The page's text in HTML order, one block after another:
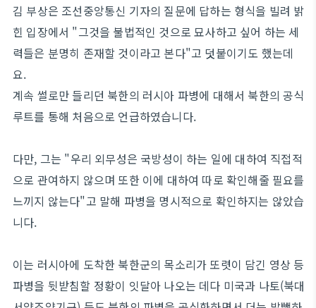
김 부상은 조선중앙통신 기자의 질문에 답하는 형식을 빌려 밝
힌 입장에서 "그것을 불법적인 것으로 묘사하고 싶어 하는 세
력들은 분명히 존재할 것이라고 본다"고 덧붙이기도 했는데
요.
계속 썰로만 들리던 북한의 러시아 파병에 대해서 북한의 공식
루트를 통해 처음으로 언급하였습니다.
다만, 그는 "우리 외무성은 국방성이 하는 일에 대하여 직접적
으로 관여하지 않으며 또한 이에 대하여 따로 확인해줄 필요를
느끼지 않는다"고 말해 파병을 명시적으로 확인하지는 않았습
니다.
이는 러시아에 도착한 북한군의 목소리가 또렷이 담긴 영상 등
파병을 뒷받침할 정황이 잇달아 나오는 데다 미국과 나토(북대